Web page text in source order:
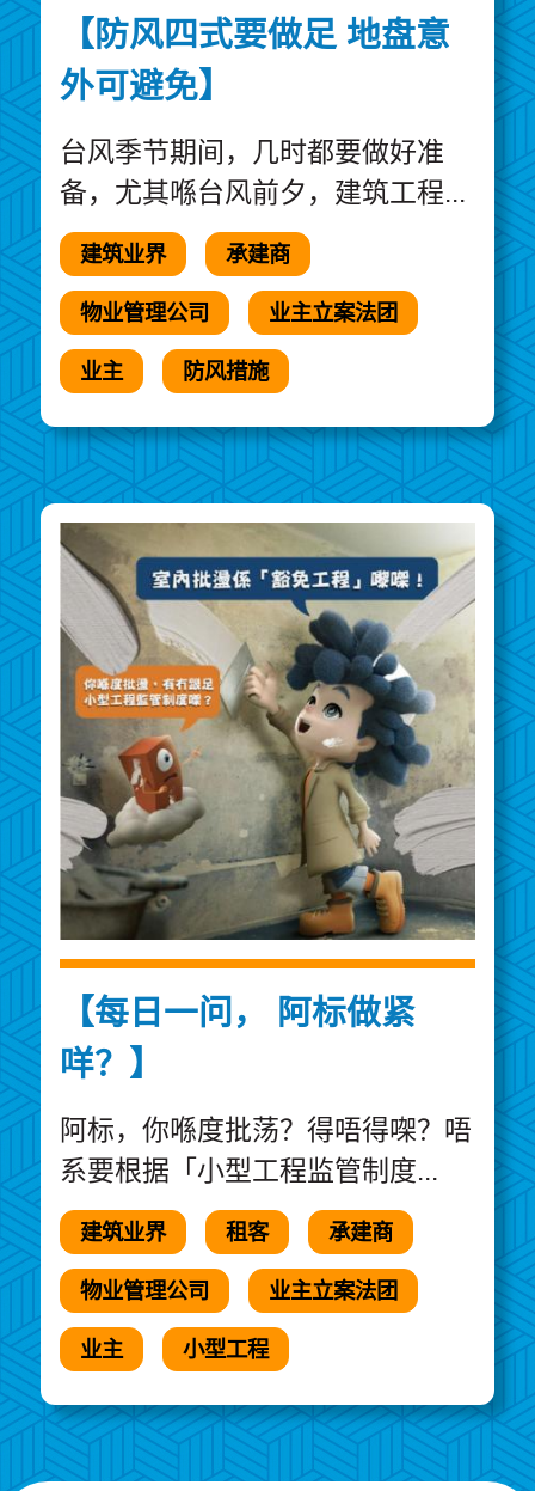
【防风四式要做足 地盘意
外可避免】
台风季节期间，几时都要做好准
备，尤其喺台风前夕，建筑工程...
建筑业界 承建商
物业管理公司 业主立案法团
业主 防风措施
【每日一问， 阿标做紧
咩？】
阿标，你喺度批荡？得唔得㗎？唔
系要根据「小型工程监管制度...
建筑业界 租客 承建商
物业管理公司 业主立案法团
业主 小型工程